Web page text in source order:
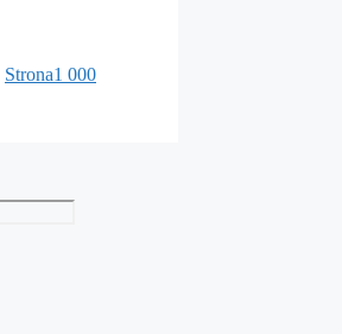
Strona1 000